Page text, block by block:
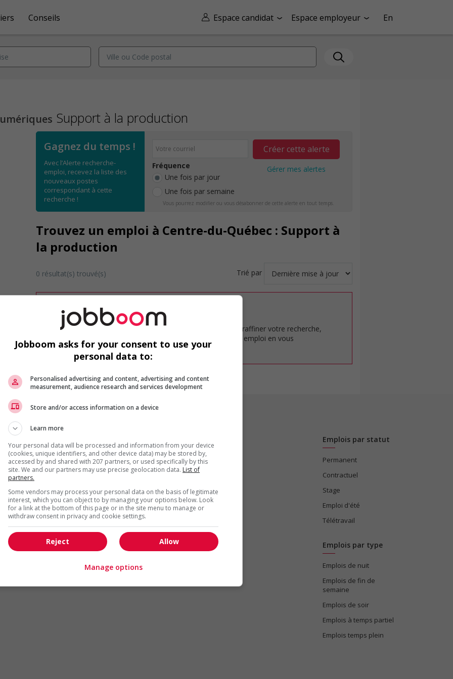
Espace candidat Espace employeur En
Conseils
Support à la production
Gagnez du temps !
Avec l’Alerte recherche-
emploi, recevez la liste des
nouveaux postes
correspondant à cette
recherche !
Fréquence
Une fois par jour
Une fois par semaine
Créer cette alerte
Gérer mes alertes
Vous pourrez modifier ou vous désabonner de cette alerte en tout temps.
Trouvez un emploi à Centre-du-Québec : Support à
la production
0 résultat(s) trouvé(s) Trié par
Désolé, cette recherche n'a produit aucun résultat.
Veuillez faire une nouvelle recherche.
Vous pouvez en tout temps utiliser nos outils pour raffiner votre recherche,
ou chercher un poste selon votre profil d'intérêt en emploi en vous
inscrivantcomme membre Jobboom.
Arts et métiers de la mode Automobile et transport
Cadres supérieurs
Commerce / Offres de services
Comptabilité / Assurance
Construction / Manutention
Droit
Ingénierie / Sciences
Marketing / Communication
Ressources humaines
Tourisme / Hôtellerie
Santé
Emplois par statut
Permanent
Contractuel
Stage
Emploi d'été
Télétravail
Emplois par type
Emplois de nuit
Emplois de fin de
semaine
Emplois de soir
Emplois à temps partiel
Emplois temps plein
Jobboom asks for your consent to use your
personal data to:
Personalised advertising and content, advertising and content
measurement, audience research and services development
Store and/or access information on a device
Learn more
Your personal data will be processed and information from your device
(cookies, unique identifiers, and other device data) may be stored by,
accessed by and shared with 207 partners, or used specifically by this
site. We and our partners may use precise geolocation data. List of
partners.
Some vendors may process your personal data on the basis of legitimate
interest, which you can object to by managing your options below. Look
for a link at the bottom of this page or in the site menu to manage or
withdraw consent in privacy and cookie settings.
Allow
Reject
Manage options